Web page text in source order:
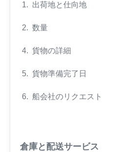
1. 出荷地と仕向地
2. 数量
4. 貨物の詳細
5. 貨物準備完了日
6. 船会社のリクエスト
倉庫と配送サービス